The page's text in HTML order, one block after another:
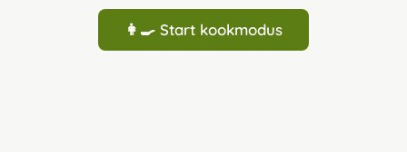
👩‍🍳 Start kookmodus